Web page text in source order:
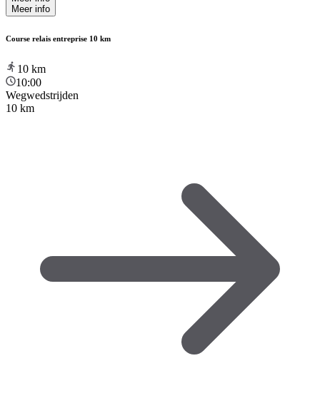
Meer info
Course relais entreprise 10 km
10 km
10:00
Wegwedstrijden
10 km